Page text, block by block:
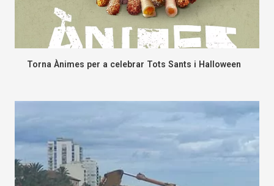
Torna Ànimes per a celebrar Tots Sants i Halloween